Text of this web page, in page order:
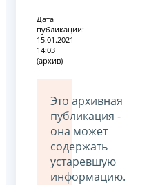
Дата
публикации:
15.01.2021
14:03
(архив)
Это архивная
публикация -
она может
содержать
устаревшую
информацию.